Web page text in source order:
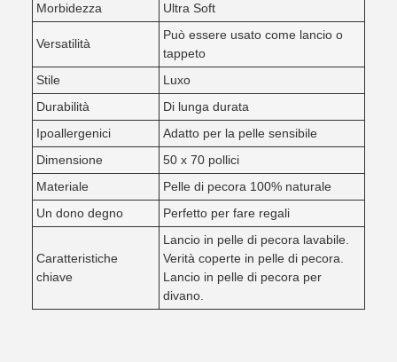
Morbidezza
Ultra Soft
Versatilità
Può essere usato come lancio o
tappeto
Stile
Luxo
Durabilità
Di lunga durata
Ipoallergenici
Adatto per la pelle sensibile
Dimensione
50 x 70 pollici
Materiale
Pelle di pecora 100% naturale
Un dono degno
Perfetto per fare regali
Caratteristiche
chiave
Lancio in pelle di pecora lavabile.
Verità coperte in pelle di pecora.
Lancio in pelle di pecora per
divano.